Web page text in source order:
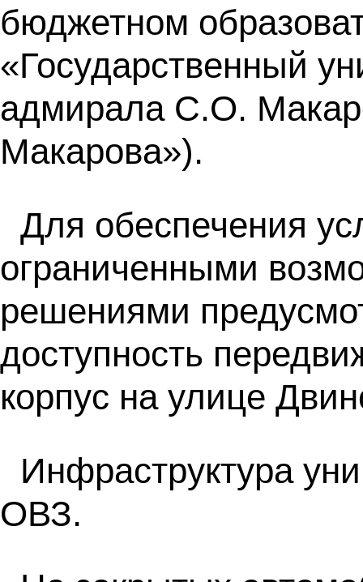
бюджетном
«Государственный
адмирала С.О.
Макарова»).
Для обеспечения
ограниченными
решениями
доступность
корпус на улице
Инфраструктура
ОВЗ.